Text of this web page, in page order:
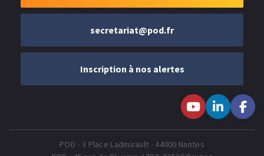
secretariat@pod.fr
Inscription à nos alertes
Youtubesur LinkedIn
nous sur
POD - 3 Place Ladmirault - 44000 Nantes